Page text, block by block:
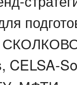
CELSA-